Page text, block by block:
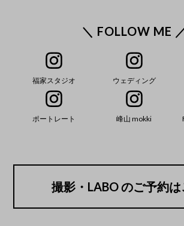
＼ FOLLOW ME
福家スタジオ ウェディング
ポートレート 峰山 mokki
撮影・LABO のご予約は